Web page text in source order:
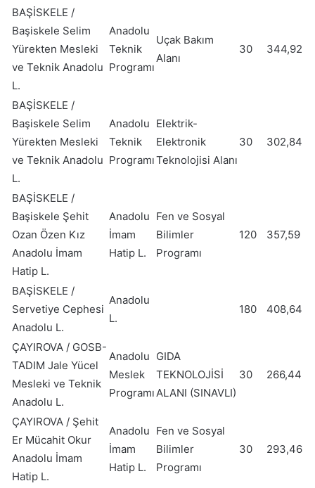
BAŞİSKELE /
Başiskele Selim
Yürekten Mesleki
ve Teknik Anadolu
L.
Anadolu
Teknik
Programı
Uçak Bakım
Alanı
30 344,92
BAŞİSKELE /
Başiskele Selim
Yürekten Mesleki
ve Teknik Anadolu
L.
Anadolu
Teknik
Programı
Elektrik-
Elektronik
Teknolojisi Alanı
30 302,84
BAŞİSKELE /
Başiskele Şehit
Ozan Özen Kız
Anadolu İmam
Hatip L.
Anadolu
İmam
Hatip L.
Fen ve Sosyal
Bilimler
Programı
120 357,59
BAŞİSKELE /
Servetiye Cephesi
Anadolu L.
Anadolu
L.
180 408,64
ÇAYIROVA / GOSB-
TADIM Jale Yücel
Mesleki ve Teknik
Anadolu L.
Anadolu
Meslek
Programı
GIDA
TEKNOLOJİSİ
ALANI (SINAVLI)
30 266,44
ÇAYIROVA / Şehit
Er Mücahit Okur
Anadolu İmam
Hatip L.
Anadolu
İmam
Hatip L.
Fen ve Sosyal
Bilimler
Programı
30 293,46